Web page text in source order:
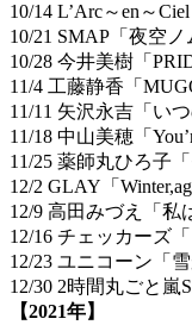
10/14 L’Arc～en～
10/21 SMAP「夜空
10/28 今井美樹「
11/4 工藤静香「
11/11 矢沢永吉「い
11/18 中山美穂「
11/25 薬師丸ひろ子
12/2 GLAY「
12/9 高田みづえ「私
12/16 チェッカーズ
12/23 ユニコーン「
12/30 2時間丸ごと嵐
【2021年】